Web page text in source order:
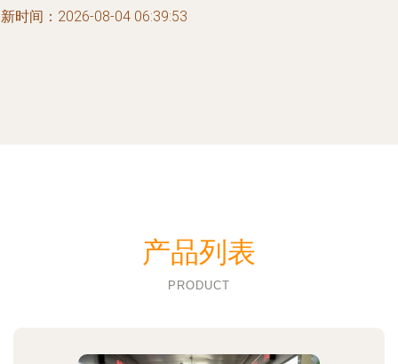
时间：2026-08-04 06:39:53
产品列表
PRODUCT